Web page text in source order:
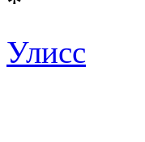
Улисс